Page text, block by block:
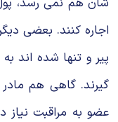
اجاره کنند. بعضی
پیر و تنها شده اند
گیرند. گاهی هم
عضو به مراقبت نیاز